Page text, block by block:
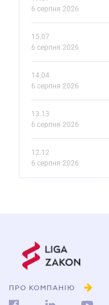
6 серпня 2026
15.07
6 серпня 2026
14.04
6 серпня 2026
13.13
6 серпня 2026
12.12
6 серпня 2026
ПРО КОМПАНІЮ